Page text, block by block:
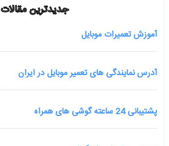
جدیدترین مقالات
آموزش تعمیرات موبایل
آدرس نمایندگی های تعمیر موبایل در ایران
پشتیبانی 24 ساعته گوشی های همراه